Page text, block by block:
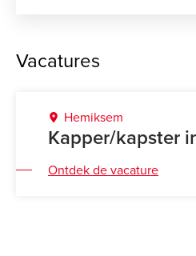
Vacatures
Hemiksem
Kapper/kapster
Ontdek de vacature